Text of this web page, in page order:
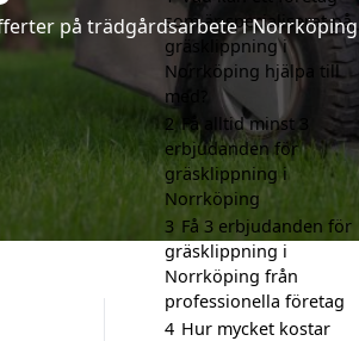
på trädgårdsarbete i Norrköping
som är specialiserat på
gräsklippning i
Norrköping hjälpa till
med?
2 Få alltid minst 3
erbjudanden för
gräsklippning i
Norrköping
3 Få 3 erbjudanden för
gräsklippning i
Norrköping från
professionella företag
4 Hur mycket kostar